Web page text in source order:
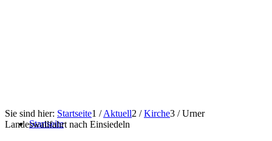
Startseite
Sie sind hier: Startseite1 / Aktuell2 / Kirche3 / Urner
Landeswallfahrt nach Einsiedeln